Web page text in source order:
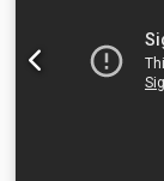
1450 x 2250
iekārtu -
vadīta